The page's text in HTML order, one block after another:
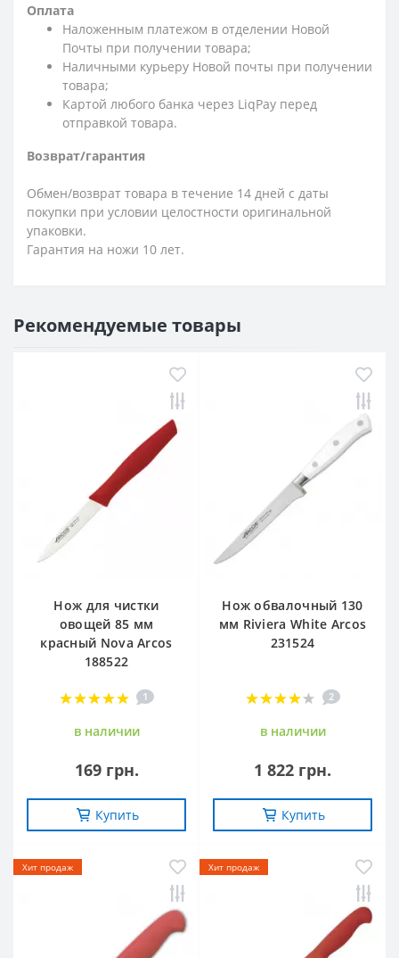
Оплата
Наложенным платежом в отделении Новой
Почты при получении товара;
Наличными курьеру Новой почты при получении
товара;
Картой любого банка через LiqPay перед
отправкой товара.
Возврат/гарантия
Обмен/возврат товара в течение 14 дней с даты
покупки при условии целостности оригинальной
упаковки.
Гарантия на ножи 10 лет.
Рекомендуемые товары
Нож для чистки
овощей 85 мм
красный Nova Arcos
188522
1
в наличии
169 грн.
Купить
Нож обвалочный 130
мм Riviera White Arcos
231524
2
в наличии
1 822 грн.
Купить
Хит продаж Хит продаж